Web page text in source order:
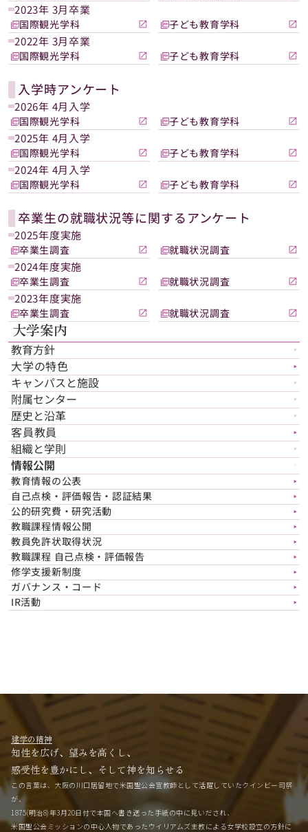
2023年 3月卒業
国際観光学科 子ども教育学科
2022年 3月卒業
国際観光学科 子ども教育学科
入学時アンケート
2026年 4月入学
国際観光学科 子ども教育学科
2025年 4月入学
国際観光学科 子ども教育学科
2024年 4月入学
国際観光学科 子ども教育学科
卒業生の就職状況等に関するアンケート
2025年度実施
卒業生調査 就職状況調査
2024年度実施
卒業生調査 就職状況調査
2023年度実施
卒業生調査 就職状況調査
大学案内
教育方針 ▼
大学の特色 ▶︎
キャンパスと施設 ▼
附属センター ▼
歴史と沿革 ▼
客員教員 ▶︎
組織と学則 ▼
情報公開
教育情報の公表 ▶︎
自己点検・評価報告・認証結果 ▶︎
公的研究費・研究活動 ▶︎
教職課程情報公開 ▶︎
教員免許状取得状況 ▶︎
教職課程 自己点検・評価報告 ▶︎
修学支援新制度 ▶︎
ガバナンス・コード ▶︎
IR活動 ▶︎
建学の精神
知性を広げ、望みを高くし、
感受性を豊かにし、そして神を知らせる
この言葉は、大阪の川口居留地で米国聖公会宣教師として活躍していたクインビー司祭
が、
1875(明治8)年3月20日付で本国へ書き送った手紙の中に見いだされ、
米国聖公会ミッションの中心人物であったウイリアムズ主教による女学校設立の方針に